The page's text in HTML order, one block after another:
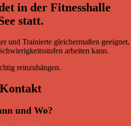
in der Fitnesshalle
statt.
und Trainierte gleichermaßen geeignet,
arbeiten kann.
reinzuhängen.
Kontakt
und Wo?